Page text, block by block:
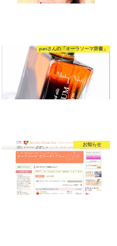
pariさんの「オーラソーマ辞書」
お知らせ